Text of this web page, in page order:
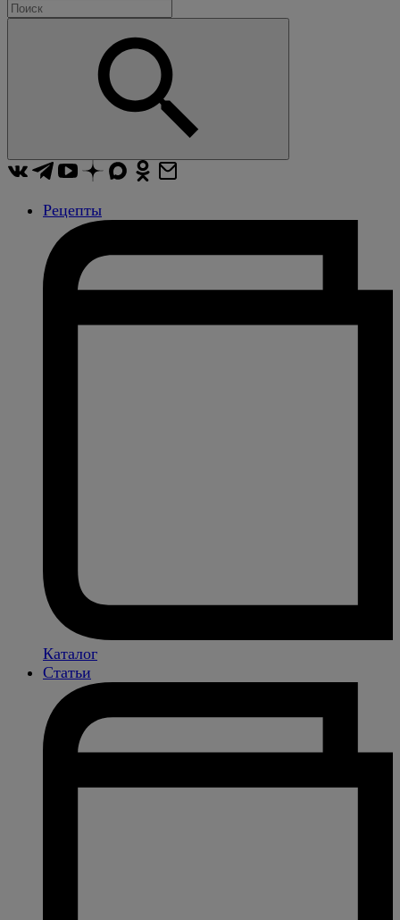
Рецепты
Каталог
Статьи